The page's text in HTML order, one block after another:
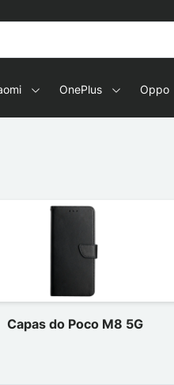
OnePlus Oppo
Capas do Poco M8 5G